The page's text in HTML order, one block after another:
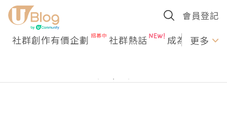
會員登記
社群創作有價企劃 社群熱話 成為U更多